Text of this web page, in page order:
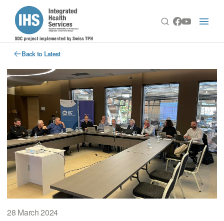
Back to Latest
28 March 2024